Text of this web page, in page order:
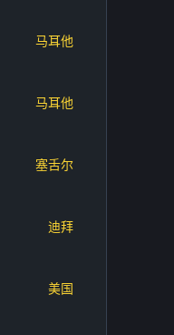
马耳他
马耳他
塞舌尔
迪拜
美国